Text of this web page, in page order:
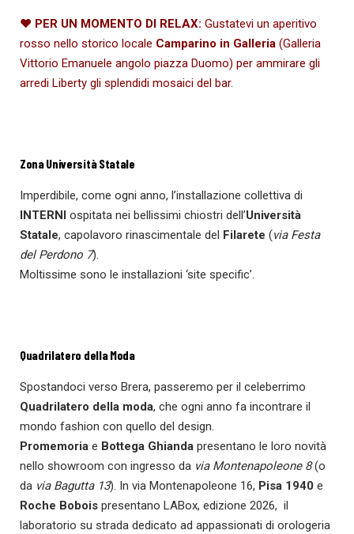
♥ PER UN MOMENTO DI RELAX: Gustatevi un aperitivo
rosso nello storico locale Camparino in Galleria (Galleria
Vittorio Emanuele angolo piazza Duomo) per ammirare gli
arredi Liberty gli splendidi mosaici del bar.
Zona Università Statale
Imperdibile, come ogni anno, l’installazione collettiva di
INTERNI ospitata nei bellissimi chiostri dell’Università
Statale, capolavoro rinascimentale del Filarete (via Festa
del Perdono 7).
Moltissime sono le installazioni ‘site specific’.
Quadrilatero della Moda
Spostandoci verso Brera, passeremo per il celeberrimo
Quadrilatero della moda, che ogni anno fa incontrare il
mondo fashion con quello del design.
Promemoria e Bottega Ghianda presentano le loro novità
nello showroom con ingresso da via Montenapoleone 8(o
da via Bagutta 13). In via Montenapoleone 16, Pisa 1940 e
Roche Bobois presentano LABox, edizione 2026, il
laboratorio su strada dedicato ad appassionati di orologeria